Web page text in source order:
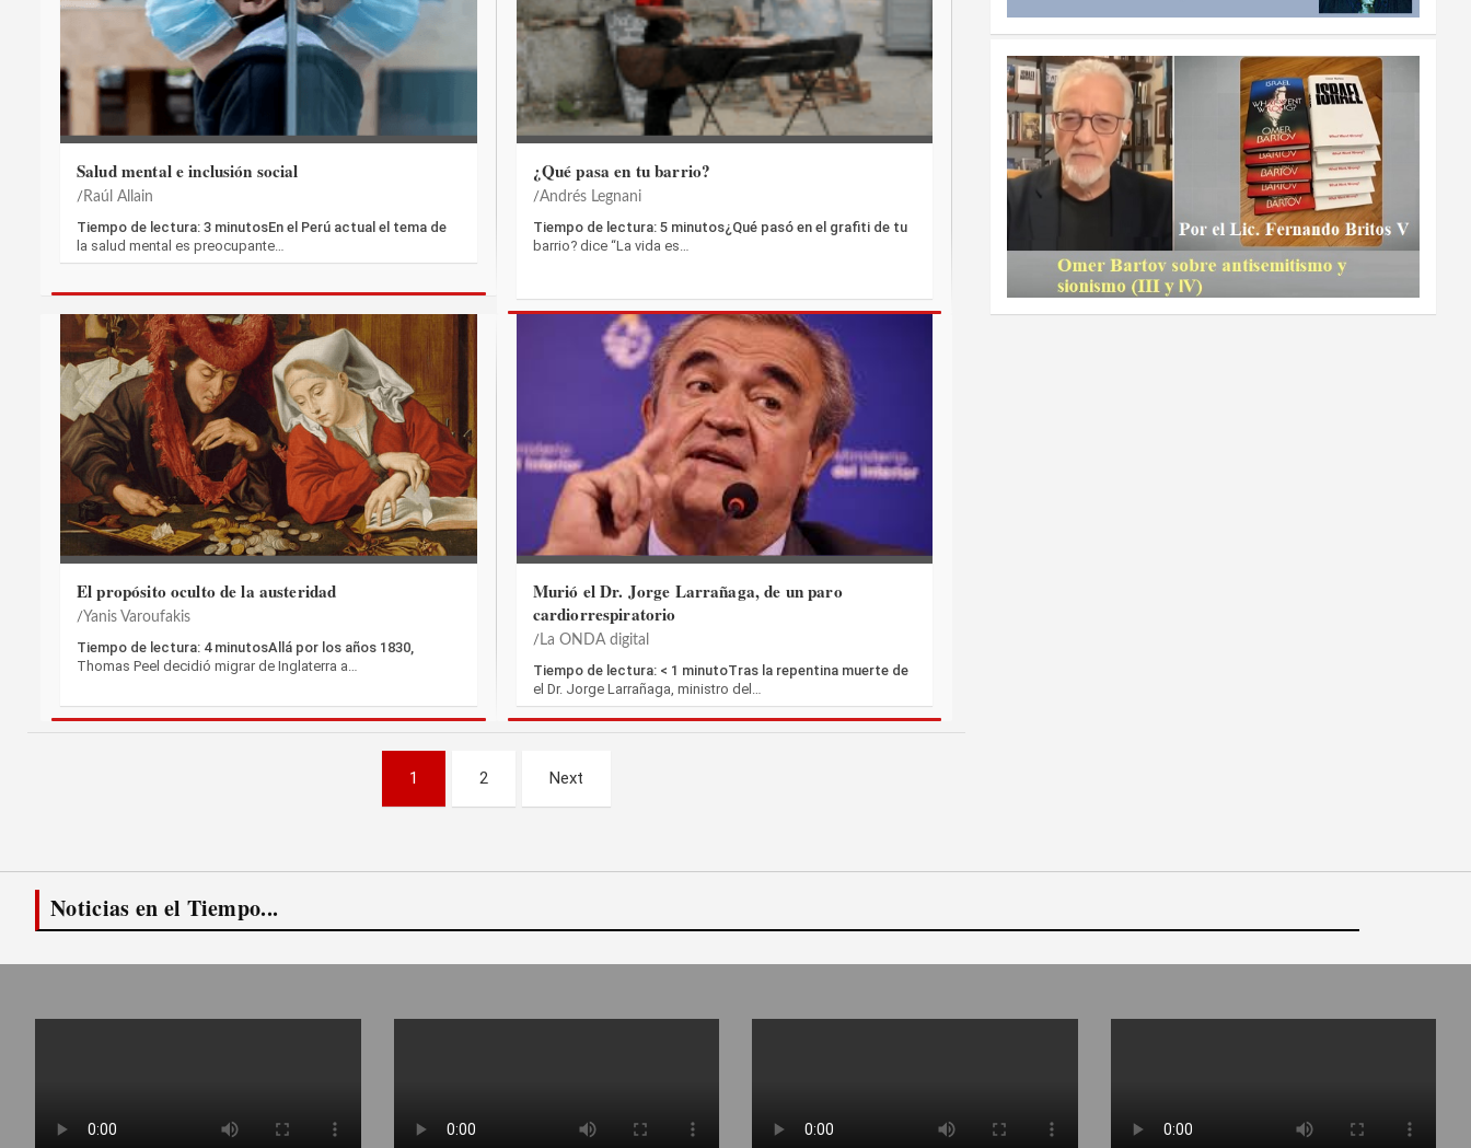
Salud mental e inclusión social
Raúl Allain
Tiempo de lectura: 3 minutosEn el Perú actual el tema de
la salud mental es preocupante…
¿Qué pasa en tu barrio?
Andrés Legnani
Tiempo de lectura: 5 minutos¿Qué pasó en el grafiti de tu
barrio? dice “La vida es…
El propósito oculto de la austeridad
Yanis Varoufakis
Tiempo de lectura: 4 minutosAllá por los años 1830,
Thomas Peel decidió migrar de Inglaterra a…
Murió el Dr. Jorge Larrañaga, de un paro
cardiorrespiratorio
La ONDA digital
Tiempo de lectura: < 1 minutoTras la repentina muerte de
el Dr. Jorge Larrañaga, ministro del…
entradas
1 2 Next
Noticias en el Tiempo...